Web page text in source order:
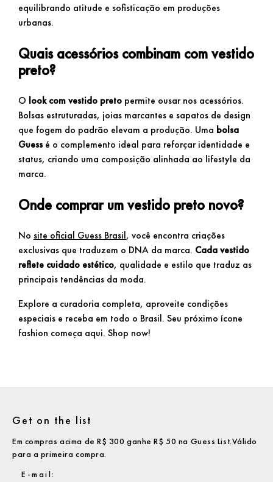
equilibrando atitude e sofisticação em produções
urbanas.
Quais acessórios combinam com vestido
preto?
O look com vestido preto permite ousar nos acessórios.
Bolsas estruturadas, joias marcantes e sapatos de design
que fogem do padrão elevam a produção. Uma bolsa
Guessé o complemento ideal para reforçar identidade e
status, criando uma composição alinhada ao lifestyle da
marca.
Onde comprar um vestido preto novo?
No site oficial Guess Brasil, você encontra criações
exclusivas que traduzem o DNA da marca. Cada vestido
reflete cuidado estético, qualidade e estilo que traduz as
principais tendências da moda.
Explore a curadoria completa, aproveite condições
especiais e receba em todo o Brasil. Seu próximo ícone
fashion começa aqui. Shop now!
Get on the list
Em compras acima de R$ 300 ganhe R$ 50 na Guess List.Válido
para a primeira compra.